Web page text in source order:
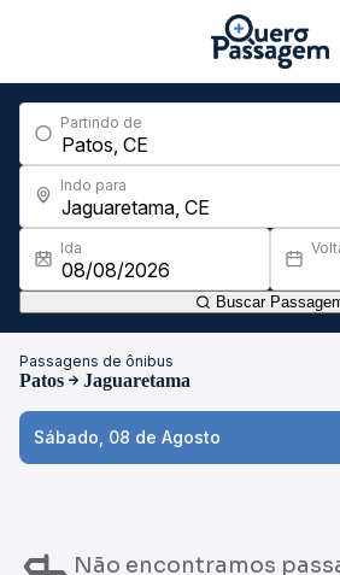
Partindo de
Indo para
Ida
Buscar
Passagens de ônibus
Patos Jaguaretama
Sábado, 08 de Agosto
Não encontramos